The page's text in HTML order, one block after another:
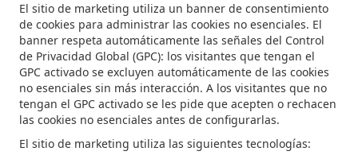
El sitio de marketing utiliza un banner de consentimiento
de cookies para administrar las cookies no esenciales. El
banner respeta automáticamente las señales del Control
de Privacidad Global (GPC): los visitantes que tengan el
GPC activado se excluyen automáticamente de las cookies
no esenciales sin más interacción. A los visitantes que no
tengan el GPC activado se les pide que acepten o rechacen
las cookies no esenciales antes de configurarlas.
El sitio de marketing utiliza las siguientes tecnologías: